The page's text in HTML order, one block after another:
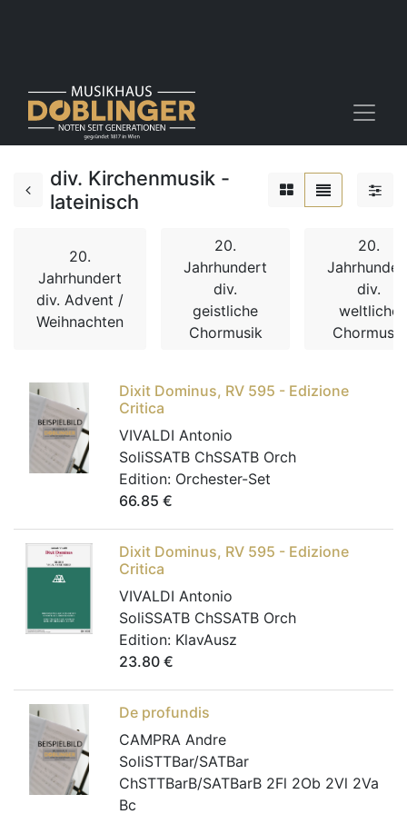
div. Kirchenmusik -
lateinisch
20.
Jahrhundert
div. Advent /
Weihnachten
20.
Jahrhundert
div.
geistliche
Chormusik
20.
div.
weltliche
Chormusik
Dixit Dominus, RV 595 - Edizione
Critica
VIVALDI Antonio
SoliSSATB ChSSATB Orch
Edition: Orchester-Set
66.85 €
Dixit Dominus, RV 595 - Edizione
Critica
VIVALDI Antonio
SoliSSATB ChSSATB Orch
Edition: KlavAusz
23.80 €
De profundis
CAMPRA Andre
SoliSTTBar/SATBar
ChSTTBarB/SATBarB 2Fl 2Ob 2Vl 2Va
Bc